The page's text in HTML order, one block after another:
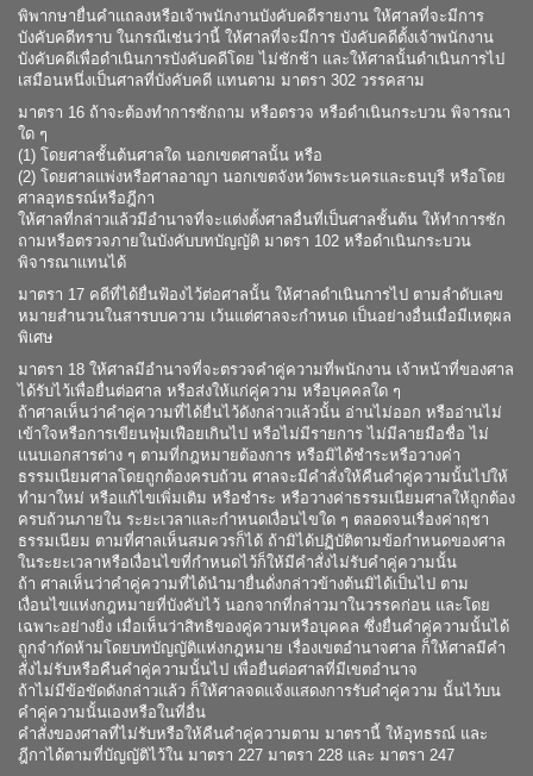
พิพากษายื่นคำแถลงหรือเจ้าพนักงานบังคับคดีรายงาน ให้ศาลที่จะมีการ
บังคับคดีทราบ ในกรณีเช่นว่านี้ ให้ศาลที่จะมีการ บังคับคดีตั้งเจ้าพนักงาน
บังคับคดีเพื่อดำเนินการบังคับคดีโดย ไม่ชักช้า และให้ศาลนั้นดำเนินการไป
เสมือนหนึ่งเป็นศาลที่บังคับคดี แทนตาม มาตรา 302 วรรคสาม
มาตรา 16 ถ้าจะต้องทำการซักถาม หรือตรวจ หรือดำเนินกระบวน พิจารณา
ใด ๆ
(1) โดยศาลชั้นต้นศาลใด นอกเขตศาลนั้น หรือ
(2) โดยศาลแพ่งหรือศาลอาญา นอกเขตจังหวัดพระนครและธนบุรี หรือโดย
ศาลอุทธรณ์หรือฎีกา
ให้ศาลที่กล่าวแล้วมีอำนาจที่จะแต่งตั้งศาลอื่นที่เป็นศาลชั้นต้น ให้ทำการซัก
ถามหรือตรวจภายในบังคับบทบัญญัติ มาตรา 102 หรือดำเนินกระบวน
พิจารณาแทนได้
มาตรา 17 คดีที่ได้ยื่นฟ้องไว้ต่อศาลนั้น ให้ศาลดำเนินการไป ตามลำดับเลข
หมายสำนวนในสารบบความ เว้นแต่ศาลจะกำหนด เป็นอย่างอื่นเมื่อมีเหตุผล
พิเศษ
มาตรา 18 ให้ศาลมีอำนาจที่จะตรวจคำคู่ความที่พนักงาน เจ้าหน้าที่ของศาล
ได้รับไว้เพื่อยื่นต่อศาล หรือส่งให้แก่คู่ความ หรือบุคคลใด ๆ
ถ้าศาลเห็นว่าคำคู่ความที่ได้ยื่นไว้ดังกล่าวแล้วนั้น อ่านไม่ออก หรืออ่านไม่
เข้าใจหรือการเขียนฟุ่มเฟือยเกินไป หรือไม่มีรายการ ไม่มีลายมือชื่อ ไม่
แนบเอกสารต่าง ๆ ตามที่กฎหมายต้องการ หรือมิได้ชำระหรือวางค่า
ธรรมเนียมศาลโดยถูกต้องครบถ้วน ศาลจะมีคำสั่งให้คืนคำคู่ความนั้นไปให้
ทำมาใหม่ หรือแก้ไขเพิ่มเติม หรือชำระ หรือวางค่าธรรมเนียมศาลให้ถูกต้อง
ครบถ้วนภายใน ระยะเวลาและกำหนดเงื่อนไขใด ๆ ตลอดจนเรื่องค่าฤชา
ธรรมเนียม ตามที่ศาลเห็นสมควรก็ได้ ถ้ามิได้ปฏิบัติตามข้อกำหนดของศาล
ในระยะเวลาหรือเงื่อนไขที่กำหนดไว้ก็ให้มีคำสั่งไม่รับคำคู่ความนั้น
ถ้า ศาลเห็นว่าคำคู่ความที่ได้นำมายื่นดั่งกล่าวข้างต้นมิได้เป็นไป ตาม
เงื่อนไขแห่งกฎหมายที่บังคับไว้ นอกจากที่กล่าวมาในวรรคก่อน และโดย
เฉพาะอย่างยิ่ง เมื่อเห็นว่าสิทธิของคู่ความหรือบุคคล ซึ่งยื่นคำคู่ความนั้นได้
ถูกจำกัดห้ามโดยบทบัญญัติแห่งกฎหมาย เรื่องเขตอำนาจศาล ก็ให้ศาลมีคำ
สั่งไม่รับหรือคืนคำคู่ความนั้นไป เพื่อยื่นต่อศาลที่มีเขตอำนาจ
ถ้าไม่มีข้อขัดดังกล่าวแล้ว ก็ให้ศาลจดแจ้งแสดงการรับคำคู่ความ นั้นไว้บน
คำคู่ความนั้นเองหรือในที่อื่น
คำสั่งของศาลที่ไม่รับหรือให้คืนคำคู่ความตาม มาตรานี้ ให้อุทธรณ์ และ
ฎีกาได้ตามที่บัญญัติไว้ใน มาตรา 227 มาตรา 228 และ มาตรา 247